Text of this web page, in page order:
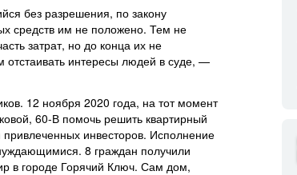
без разрешения, по закону
средств им не положено. Тем не
затрат, но до конца их не
интересы людей в суде, —
12 ноября 2020 года, на тот момент
60-В помочь решить квартирный
инвесторов. Исполнение
8 граждан получили
в городе Горячий Ключ. Сам дом,